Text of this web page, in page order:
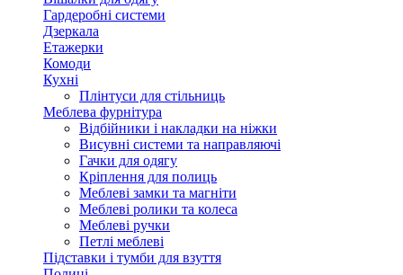
Гардеробні системи
Дзеркала
Етажерки
Комоди
Кухні
Плінтуси для стільниць
Меблева фурнітура
Відбійники і накладки на ніжки
Висувні системи та направляючі
Гачки для одягу
Кріплення для полиць
Меблеві замки та магніти
Меблеві ролики та колеса
Меблеві ручки
Петлі меблеві
Підставки і тумби для взуття